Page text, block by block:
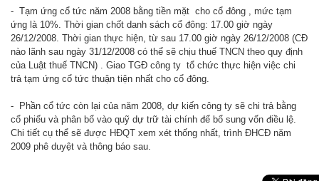
- Tạm ứng cổ tức năm 2008 bằng tiền mặt cho cổ đông , mức tạm
ứng là 10%. Thời gian chốt danh sách cổ đông: 17.00 giờ ngày
26/12/2008. Thời gian thực hiện, từ sau 17.00 giờ ngày 26/12/2008 (CĐ
nào lãnh sau ngày 31/12/2008 có thể sẽ chịu thuế TNCN theo quy định
của Luật thuế TNCN) . Giao TGĐ công ty tổ chức thực hiện việc chi
trả tạm ứng cổ tức thuận tiện nhất cho cổ đông.
- Phần cổ tức còn lại của năm 2008, dự kiến công ty sẽ chi trả bằng
cổ phiếu và phân bổ vào quỹ dự trữ tài chính để bổ sung vốn điều lệ.
Chi tiết cụ thể sẽ được HĐQT xem xét thống nhất, trình ĐHCĐ năm
2009 phê duyệt và thông báo sau.